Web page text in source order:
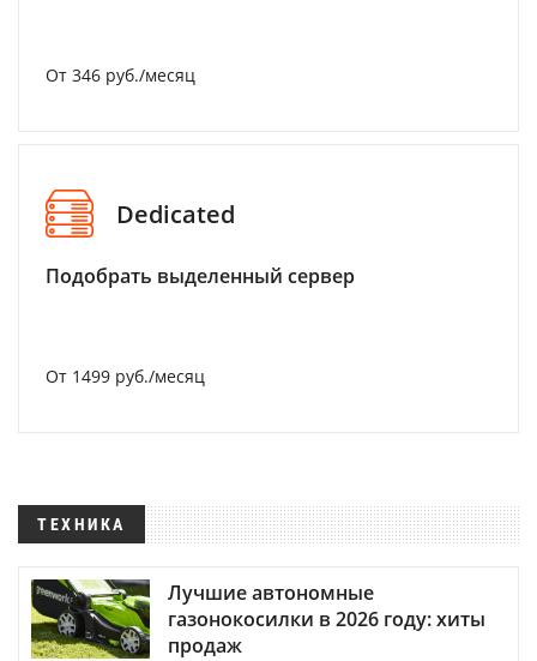
От 346 руб./месяц
Dedicated
Подобрать выделенный сервер
От 1499 руб./месяц
ТЕХНИКА
Лучшие автономные
газонокосилки в 2026 году: хиты
продаж